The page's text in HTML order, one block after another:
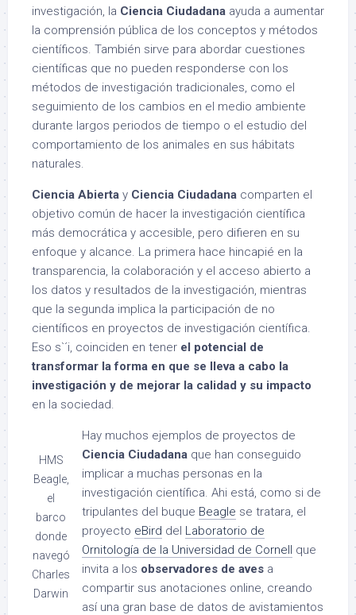
investigación, la Ciencia Ciudadana ayuda a aumentar
la comprensión pública de los conceptos y métodos
científicos. También sirve para abordar cuestiones
científicas que no pueden responderse con los
métodos de investigación tradicionales, como el
seguimiento de los cambios en el medio ambiente
durante largos periodos de tiempo o el estudio del
comportamiento de los animales en sus hábitats
naturales.
Ciencia Abierta y Ciencia Ciudadana comparten el
objetivo común de hacer la investigación científica
más democrática y accesible, pero difieren en su
enfoque y alcance. La primera hace hincapié en la
transparencia, la colaboración y el acceso abierto a
los datos y resultados de la investigación, mientras
que la segunda implica la participación de no
científicos en proyectos de investigación científica.
Eso s`´i, coinciden en tener el potencial de
transformar la forma en que se lleva a cabo la
investigación y de mejorar la calidad y su impacto
en la sociedad.
HMS
Beagle,
el
barco
donde
navegó
Charles
Darwin
Hay muchos ejemplos de proyectos de
Ciencia Ciudadana que han conseguido
implicar a muchas personas en la
investigación científica. Ahi está, como si de
tripulantes del buque Beagle se tratara, el
proyecto eBird del Laboratorio de
Ornitología de la Universidad de Cornell que
invita a los observadores de aves a
compartir sus anotaciones online, creando
así una gran base de datos de avistamientos